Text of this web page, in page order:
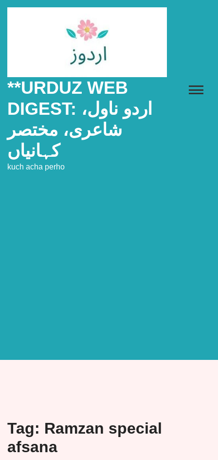
**URDUZ WEB
DIGEST: اردو ناول،
شاعری، مختصر
کہانیاں
kuch acha perho
Tag: Ramzan special
afsana